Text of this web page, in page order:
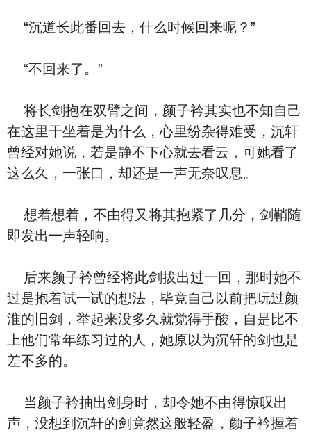
“沉道长此番回去，什么时候回来呢？”
“不回来了。”
将长剑抱在双臂之间，颜子衿其实也不知自己
在这里干坐着是为什么，心里纷杂得难受，沉轩
曾经对她说，若是静不下心就去看云，可她看了
这么久，一张口，却还是一声无奈叹息。
想着想着，不由得又将其抱紧了几分，剑鞘随
即发出一声轻响。
后来颜子衿曾经将此剑拔出过一回，那时她不
过是抱着试一试的想法，毕竟自己以前把玩过颜
淮的旧剑，举起来没多久就觉得手酸，自是比不
上他们常年练习过的人，她原以为沉轩的剑也是
差不多的。
当颜子衿抽出剑身时，却令她不由得惊叹出
声，没想到沉轩的剑竟然这般轻盈，颜子衿握着